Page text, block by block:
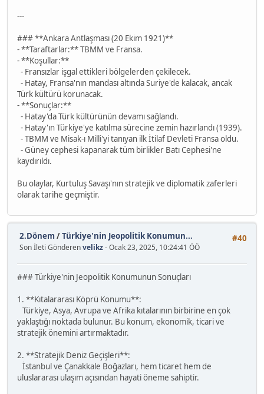
---
### **Ankara Antlaşması (20 Ekim 1921)**
- **Taraftarlar:** TBMM ve Fransa.
- **Koşullar:**
- Fransızlar işgal ettikleri bölgelerden çekilecek.
- Hatay, Fransa'nın mandası altında Suriye'de kalacak, ancak
Türk kültürü korunacak.
- **Sonuçlar:**
- Hatay'da Türk kültürünün devamı sağlandı.
- Hatay'ın Türkiye'ye katılma sürecine zemin hazırlandı (1939).
- TBMM ve Misak-ı Milli'yi tanıyan ilk İtilaf Devleti Fransa oldu.
- Güney cephesi kapanarak tüm birlikler Batı Cephesi'ne
kaydırıldı.
Bu olaylar, Kurtuluş Savaşı'nın stratejik ve diplomatik zaferleri
olarak tarihe geçmiştir.
#40
2.Dönem /Türkiye'nin Jeopolitik Konumun...
Son İleti Gönderenvelikz- Ocak 23, 2025, 10:24:41 ÖÖ
### Türkiye'nin Jeopolitik Konumunun Sonuçları
1. **Kıtalararası Köprü Konumu**:
Türkiye, Asya, Avrupa ve Afrika kıtalarının birbirine en çok
yaklaştığı noktada bulunur. Bu konum, ekonomik, ticari ve
stratejik önemini artırmaktadır.
2. **Stratejik Deniz Geçişleri**:
İstanbul ve Çanakkale Boğazları, hem ticaret hem de
uluslararası ulaşım açısından hayati öneme sahiptir.